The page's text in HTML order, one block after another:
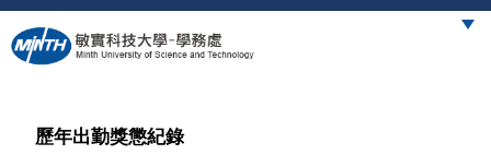
跳
到
主
歷年出勤獎懲紀錄